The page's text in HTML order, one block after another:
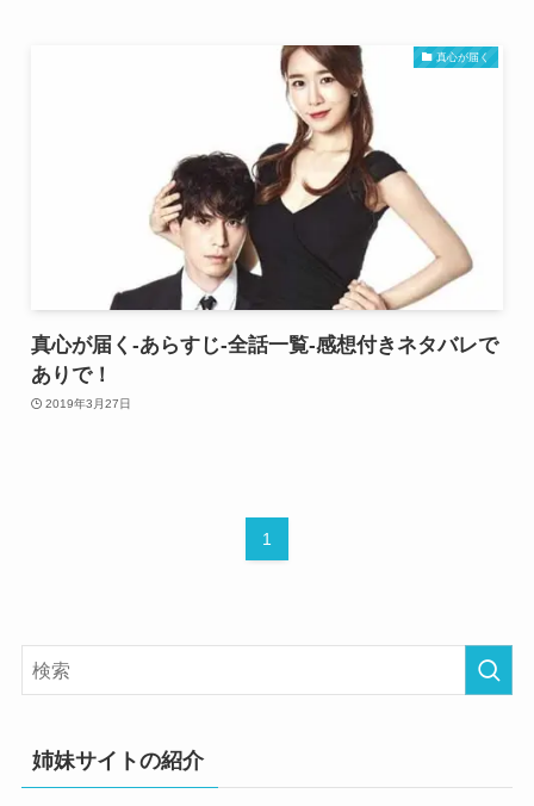
真心が届く
真心が届く-あらすじ-全話一覧-感想付きネタバレで
ありで！
2019年3月27日
1
姉妹サイトの紹介